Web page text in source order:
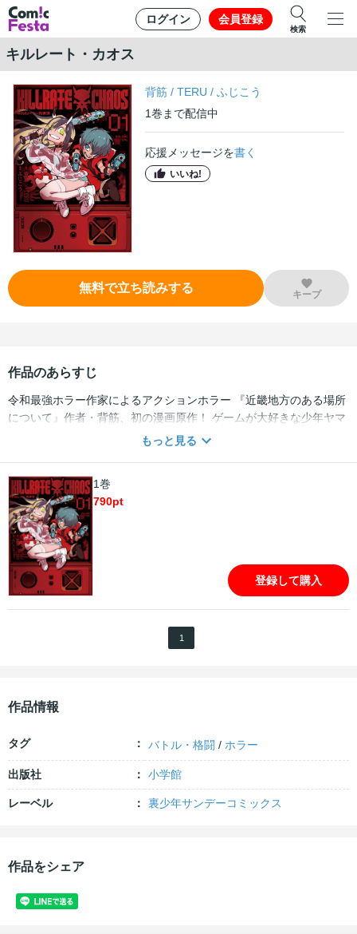
ログイン 会員登録
検索
キルレート・カオス
背筋 /TERU /ふじこう
1巻 まで配信中
応援メッセージを書く
いいね!
無料で立ち読みする キープ
作品のあらすじ
令和最強ホラー作家によるアクションホラー 『近畿地方のある場所
について』作者・背筋、初の漫画原作！ ゲームが大好きな少年ヤマ
ト、リョウヘイ、ユウジ。 彼らがプレイするオンラインゲーム
――。 それは、恐怖の冒険のはじまりだった。
もっと見る
1巻
790pt
登録して購入
1
作品情報
タグ バトル・格闘 / ホラー
出版社 小学館
レーベル 裏少年サンデーコミックス
作品をシェア